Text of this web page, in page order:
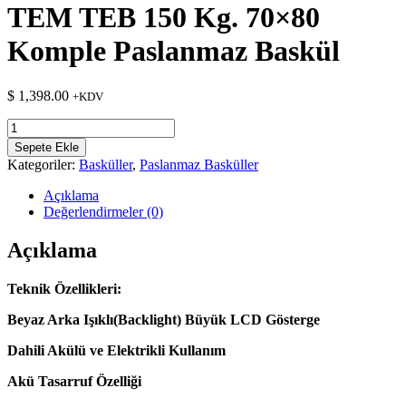
TEM TEB 150 Kg. 70×80
Komple Paslanmaz Baskül
$ 1,398.00 +KDV
TEM
TEB
150
Kg.
70x80
Komple
Paslanmaz
Baskül
adet
Sepete Ekle
Kategoriler: Basküller, Paslanmaz Basküller
Açıklama
Değerlendirmeler (0)
Açıklama
Teknik Özellikleri:
Beyaz Arka Işıklı(Backlight) Büyük LCD Gösterge
Dahili Akülü ve Elektrikli Kullanım
Akü Tasarruf Özelliği